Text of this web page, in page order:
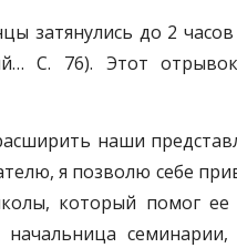
затянулись до 2
С. 76). Этот
наши
я позволю себе
который помог ее